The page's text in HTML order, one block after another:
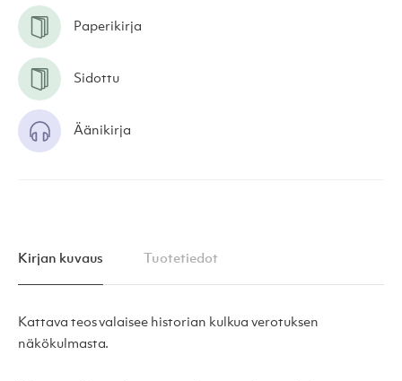
Paperikirja
Sidottu
Äänikirja
Kirjan kuvaus Tuotetiedot
Kattava teos valaisee historian kulkua verotuksen
näkökulmasta.